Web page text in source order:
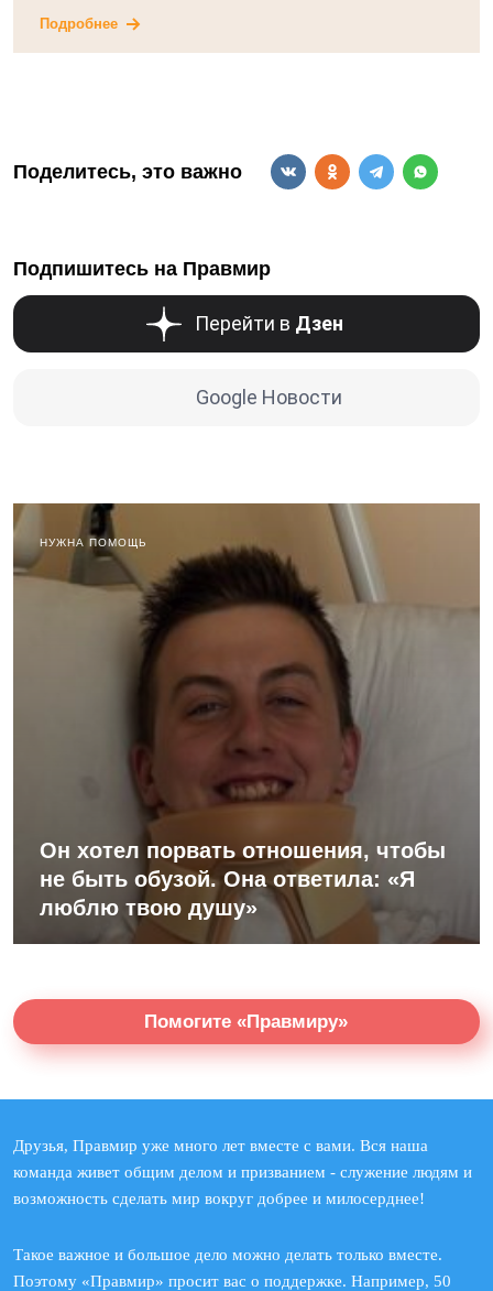
Подробнее
Поделитесь, это важно
Подпишитесь на Правмир
Перейти в Дзен
Google Новости
НУЖНА ПОМОЩЬ
Он хотел порвать отношения, чтобы
не быть обузой. Она ответила: «Я
люблю твою душу»
Помогите «Правмиру»
Друзья, Правмир уже много лет вместе с вами. Вся наша
команда живет общим делом и призванием - служение людям и
возможность сделать мир вокруг добрее и милосерднее!
Такое важное и большое дело можно делать только вместе.
Поэтому «Правмир» просит вас о поддержке. Например, 50